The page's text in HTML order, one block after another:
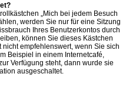
„Mich bei jedem Besuch
werden Sie nur für eine Sitzung
Ihres Benutzerkontos durch
können Sie dieses Kästchen
empfehlenswert, wenn Sie sich
Beispiel in einem Internetcafé,
Verfügung steht, dann wurde sie
ausgeschaltet.